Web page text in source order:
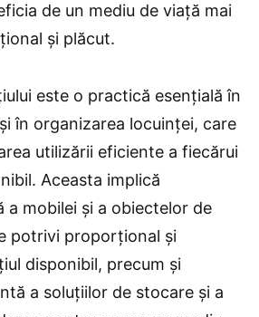
de un mediu de viață mai
și plăcut.
este o practică esențială în
în organizarea locuinței, care
utilizării eficiente a fiecărui
Aceasta implică
a mobilei și a obiectelor de
potrivi proporțional și
disponibil, precum și
a soluțiilor de stocare și a